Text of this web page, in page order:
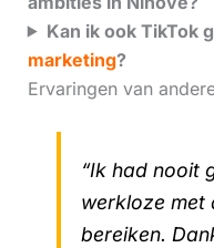
Kan ik ook TikTok
marketing?
Ervaringen van
“Ik had nooit
werkloze met
bereiken.